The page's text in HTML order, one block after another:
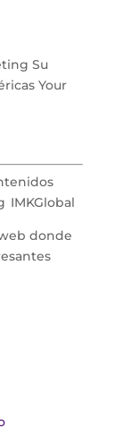
Su
Your
IMKGlobal
donde